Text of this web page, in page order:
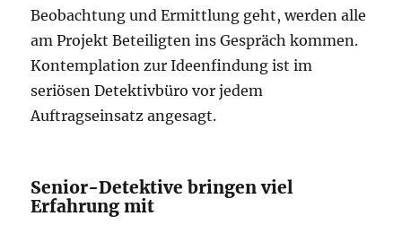
Beobachtung und Ermittlung geht, werden alle
am Projekt Beteiligten ins Gespräch kommen.
Kontemplation zur Ideenfindung ist im
seriösen Detektivbüro vor jedem
Auftragseinsatz angesagt.
Senior-Detektive bringen viel
Erfahrung mit